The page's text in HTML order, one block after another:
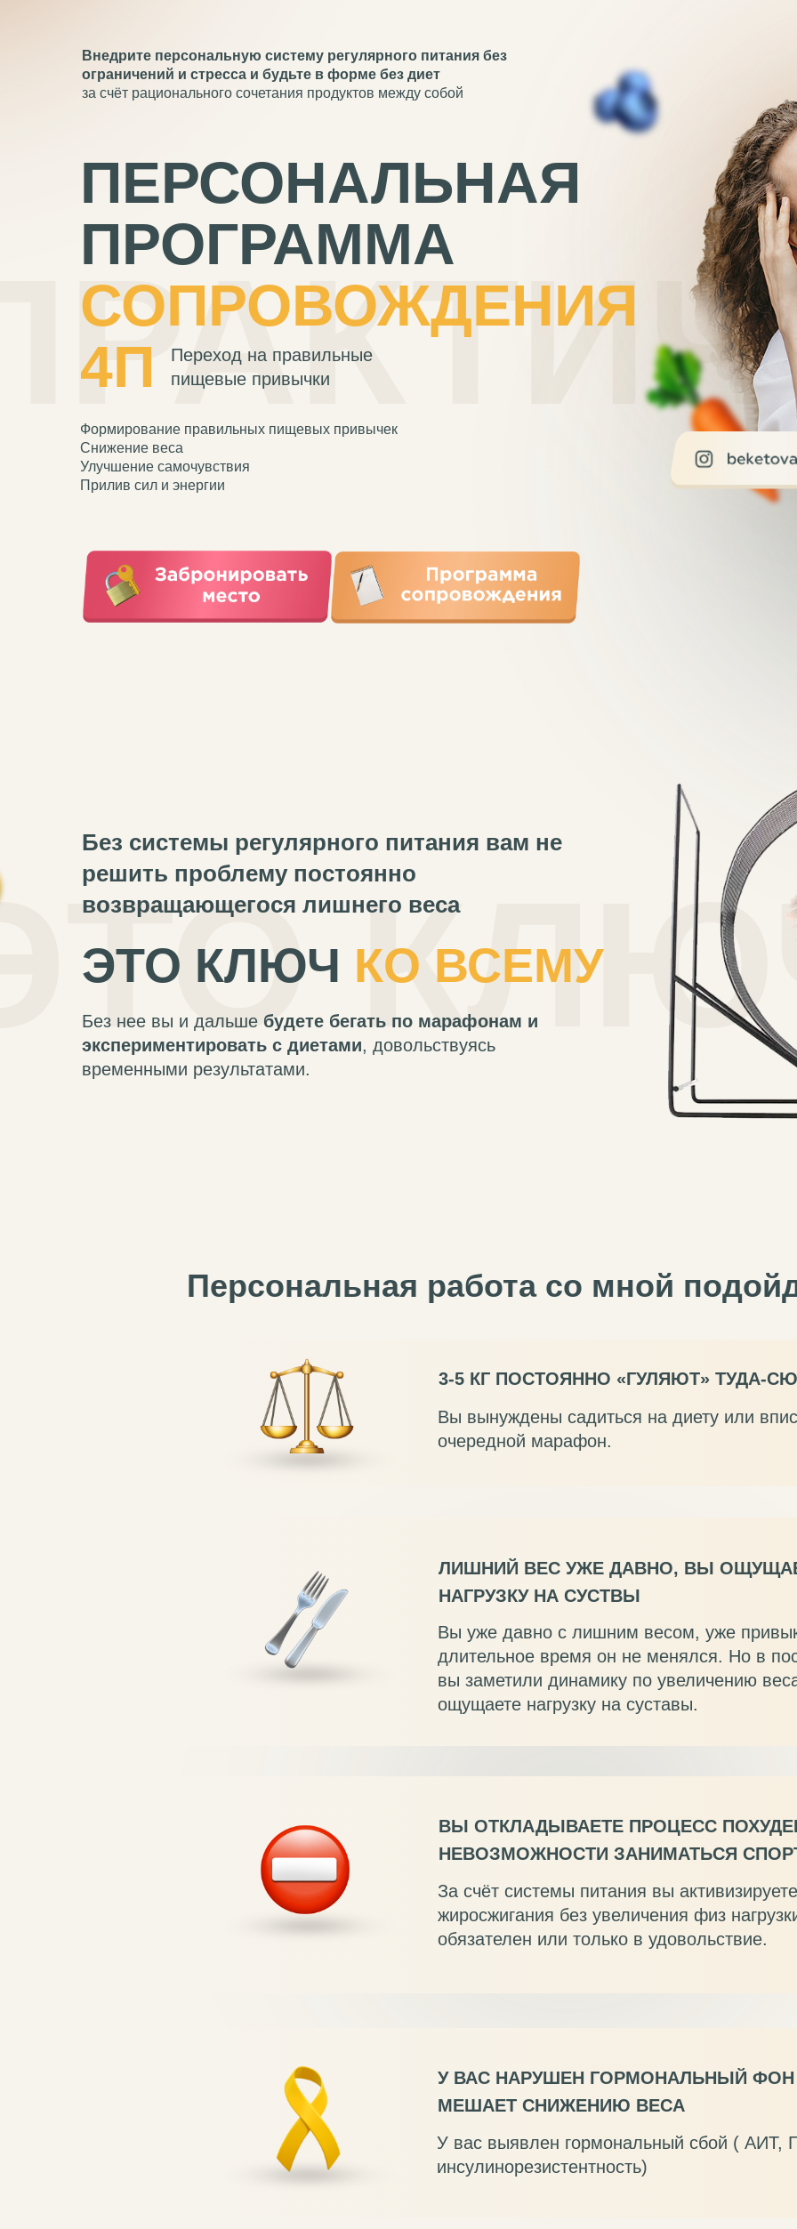
ПЕРСОНАЛЬНАЯ
ПРОГРАММА
СОПРОВОЖДЕНИЯ
4П
Переход на правильные
пищевые привычки
Формирование правильных пищевых привычек
Снижение веса
Улучшение самочувствия
Прилив сил и энергии
Внедрите персональную систему регулярного питания без
ограничений и стресса и будьте в форме без диет
за счёт рационального сочетания продуктов между собой
Без системы регулярного питания вам не
решить проблему постоянно
возвращающегося лишнего веса
ЭТО КЛЮЧ КО ВСЕМУ
Без нее вы и дальше будете бегать по марафонам и
экспериментировать с диетами, довольствуясь
временными результатами.
3-5 КГ ПОСТОЯННО «ГУЛЯЮТ» ТУДА-
Вы вынуждены садиться на диету или
очередной марафон.
ЛИШНИЙ ВЕС УЖЕ ДАВНО, ВЫ
НАГРУЗКУ НА СУСТВЫ
Вы уже давно с лишним весом, уже
длительное время он не менялся. Но в
вы заметили динамику по увеличению
ощущаете нагрузку на суставы.
ВЫ ОТКЛАДЫВАЕТЕ ПРОЦЕСС
НЕВОЗМОЖНОСТИ ЗАНИМАТЬСЯ
За счёт системы питания вы
жиросжигания без увеличения физ
обязателен или только в удовольствие.
У ВАС НАРУШЕН ГОРМОНАЛЬНЫЙ ФОН
МЕШАЕТ СНИЖЕНИЮ ВЕСА
У вас выявлен гормональный сбой ( АИТ,
инсулинорезистентность)
Персональная работа со мной